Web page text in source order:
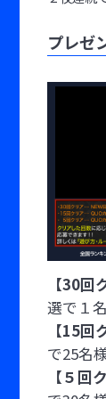
プレゼ
【30
選で１
【15
で25名
【５回